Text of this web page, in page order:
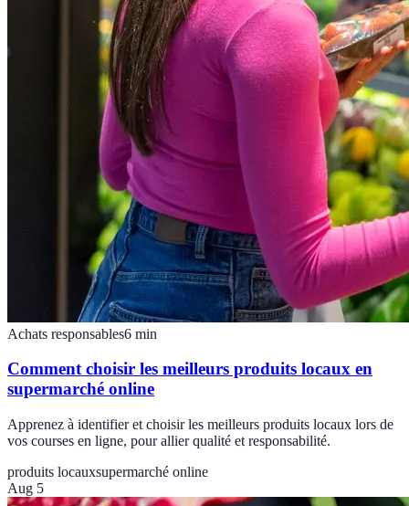
Achats responsables6 min
Comment choisir les meilleurs produits locaux en
supermarché online
Apprenez à identifier et choisir les meilleurs produits locaux lors de
vos courses en ligne, pour allier qualité et responsabilité.
produits locauxsupermarché online
Aug 5